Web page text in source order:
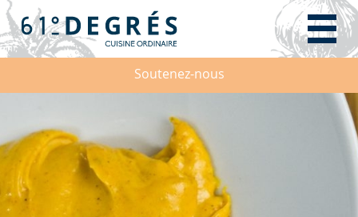
Soutenez-nous